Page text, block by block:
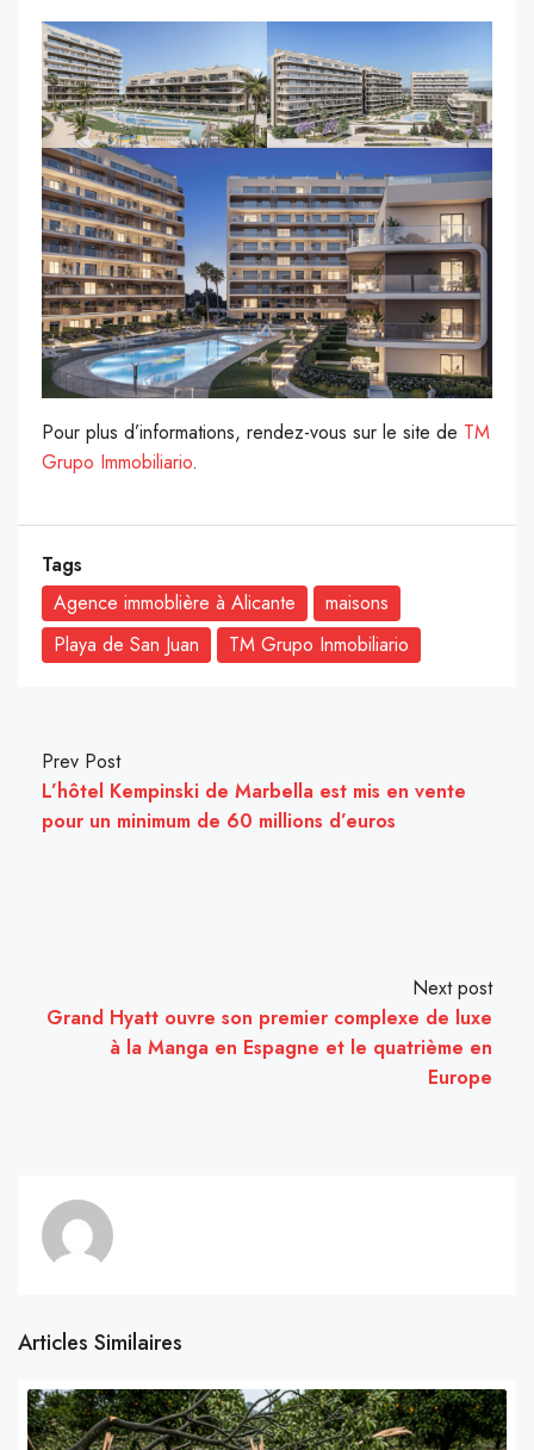
Pour plus d’informations, rendez-vous sur le site de TM
Grupo Immobiliario.
Tags
Agence immoblière à Alicante
maisons
Playa de San Juan
TM Grupo Inmobiliario
Prev Post
L’hôtel Kempinski de Marbella est mis en vente
pour un minimum de 60 millions d’euros
Next post
Grand Hyatt ouvre son premier complexe de luxe
à la Manga en Espagne et le quatrième en
Europe
Articles Similaires